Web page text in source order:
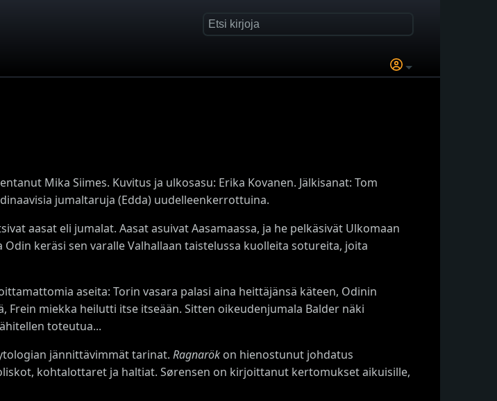
Mika Siimes. Kuvitus ja ulkosasu: Erika Kovanen. Jälkisanat: Tom
jumaltaruja (Edda) uudelleenkerrottuina.
aasat eli jumalat. Aasat asuivat Aasamaassa, ja he pelkäsivät Ulkomaan
keräsi sen varalle Valhallaan taistelussa kuolleita sotureita, joita
aseita: Torin vasara palasi aina heittäjänsä käteen, Odinin
Frein miekka heilutti itse itseään. Sitten oikeudenjumala Balder näki
toteutua...
jännittävimmät tarinat. Ragnarök on hienostunut johdatus
kohtalottaret ja haltiat. Sørensen on kirjoittanut kertomukset aikuisille,